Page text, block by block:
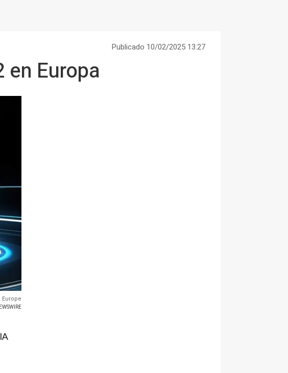
Publicado 10/02/2025 13:27
en Europa